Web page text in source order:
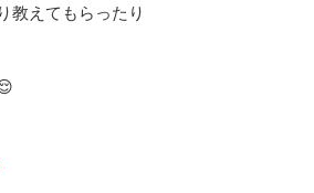
教えてもらったり